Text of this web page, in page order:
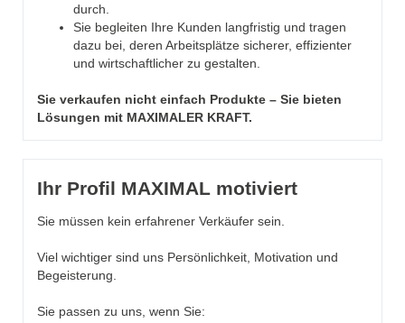
durch.
Sie begleiten Ihre Kunden langfristig und tragen
dazu bei, deren Arbeitsplätze sicherer, effizienter
und wirtschaftlicher zu gestalten.
Sie verkaufen nicht einfach Produkte – Sie bieten
Lösungen mit MAXIMALER KRAFT.
Ihr Profil MAXIMAL motiviert
Sie müssen kein erfahrener Verkäufer sein.
Viel wichtiger sind uns Persönlichkeit, Motivation und
Begeisterung.
Sie passen zu uns, wenn Sie: